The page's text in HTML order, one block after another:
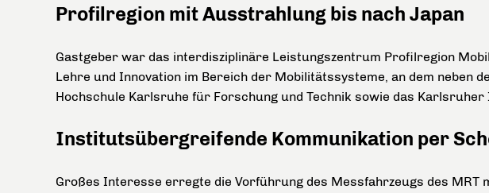
Profilregion mit Ausstrahlung bis nach Japan
Gastgeber war das interdisziplinäre Leistungszentrum Profilregion
Lehre und Innovation im Bereich der Mobilitätssysteme, an dem neben
Hochschule Karlsruhe für Forschung und Technik sowie das
Institutsübergreifende Kommunikation per
Großes Interesse erregte die Vorführung des Messfahrzeugs des MRT